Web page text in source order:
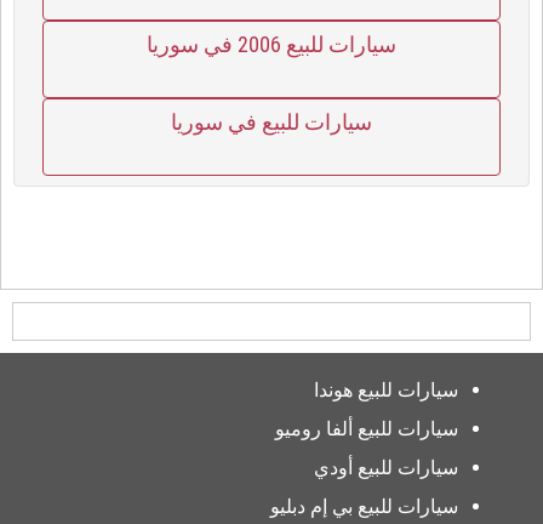
سيارات للبيع 2006 في سوريا
سيارات للبيع في سوريا
سيارات للبيع هوندا
سيارات للبيع ألفا روميو
سيارات للبيع أودي
سيارات للبيع بي إم دبليو